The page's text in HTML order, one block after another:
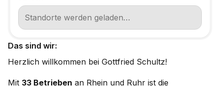
Das sind wir:
Herzlich willkommen bei Gottfried Schultz!
Mit 33 Betrieben an Rhein und Ruhr ist die